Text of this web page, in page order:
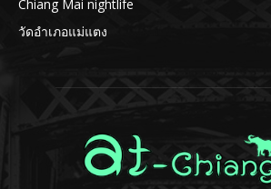
Chiang Mai nightlife
วัดอำเภอแม่แตง